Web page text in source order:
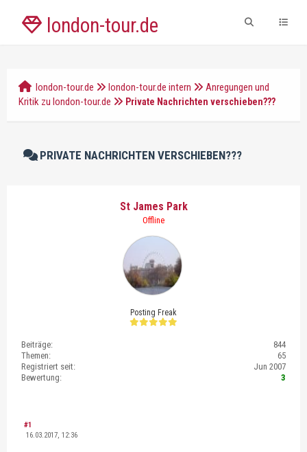
london-tour.de
london-tour.de london-tour.de intern
Anregungen und
Kritik zu london-tour.de
Private Nachrichten verschieben???
PRIVATE NACHRICHTEN VERSCHIEBEN???
St James Park
Offline
Posting Freak
Beiträge:
844
Themen:
65
Registriert seit:
Jun 2007
Bewertung:
3
#1
16.03.2017, 12:36